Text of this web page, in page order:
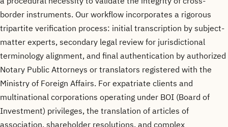
border instruments. Our workflow incorporates a rigorous
tripartite verification process: initial transcription by subject-
matter experts, secondary legal review for jurisdictional
terminology alignment, and final authentication by authorized
Notary Public Attorneys or translators registered with the
Ministry of Foreign Affairs. For expatriate clients and
multinational corporations operating under BOI (Board of
Investment) privileges, the translation of articles of